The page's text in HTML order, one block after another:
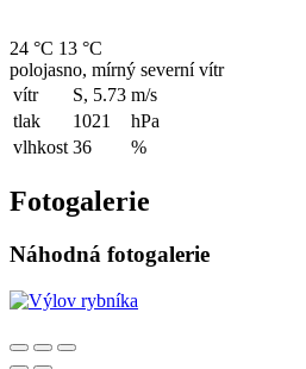
24 °C 13 °C
polojasno, mírný severní vítr
vítr
S, 5.73 m/s
tlak
1021
hPa
vlhkost 36 %
Fotogalerie
Náhodná fotogalerie